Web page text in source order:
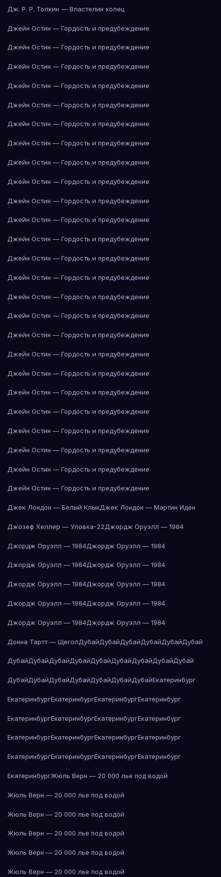
Дж. Р. Р. Толкин — Властелин колец
Джейн Остин — Гордость и предубеждение
Джейн Остин — Гордость и предубеждение
Джейн Остин — Гордость и предубеждение
Джейн Остин — Гордость и предубеждение
Джейн Остин — Гордость и предубеждение
Джейн Остин — Гордость и предубеждение
Джейн Остин — Гордость и предубеждение
Джейн Остин — Гордость и предубеждение
Джейн Остин — Гордость и предубеждение
Джейн Остин — Гордость и предубеждение
Джейн Остин — Гордость и предубеждение
Джейн Остин — Гордость и предубеждение
Джейн Остин — Гордость и предубеждение
Джейн Остин — Гордость и предубеждение
Джейн Остин — Гордость и предубеждение
Джейн Остин — Гордость и предубеждение
Джейн Остин — Гордость и предубеждение
Джейн Остин — Гордость и предубеждение
Джейн Остин — Гордость и предубеждение
Джейн Остин — Гордость и предубеждение
Джейн Остин — Гордость и предубеждение
Джейн Остин — Гордость и предубеждение
Джейн Остин — Гордость и предубеждение
Джейн Остин — Гордость и предубеждение
Джейн Остин — Гордость и предубеждение
Джек Лондон — Белый КлыкДжек Лондон — Мартин Иден
Джозеф Хеллер — Уловка-22Джордж Оруэлл — 1984
Джордж Оруэлл — 1984Джордж Оруэлл — 1984
Джордж Оруэлл — 1984Джордж Оруэлл — 1984
Джордж Оруэлл — 1984Джордж Оруэлл — 1984
Джордж Оруэлл — 1984Джордж Оруэлл — 1984
Джордж Оруэлл — 1984Джордж Оруэлл — 1984
Донна Тартт — ЩеголДубайДубайДубайДубайДубайДубай
ДубайДубайДубайДубайДубайДубайДубайДубайДубай
ДубайДубайДубайДубайДубайДубайДубайЕкатеринбург
ЕкатеринбургЕкатеринбургЕкатеринбургЕкатеринбург
ЕкатеринбургЕкатеринбургЕкатеринбургЕкатеринбург
ЕкатеринбургЕкатеринбургЕкатеринбургЕкатеринбург
ЕкатеринбургЕкатеринбургЕкатеринбургЕкатеринбург
ЕкатеринбургЖюль Верн — 20 000 лье под водой
Жюль Верн — 20 000 лье под водой
Жюль Верн — 20 000 лье под водой
Жюль Верн — 20 000 лье под водой
Жюль Верн — 20 000 лье под водой
Жюль Верн — 20 000 лье под водой